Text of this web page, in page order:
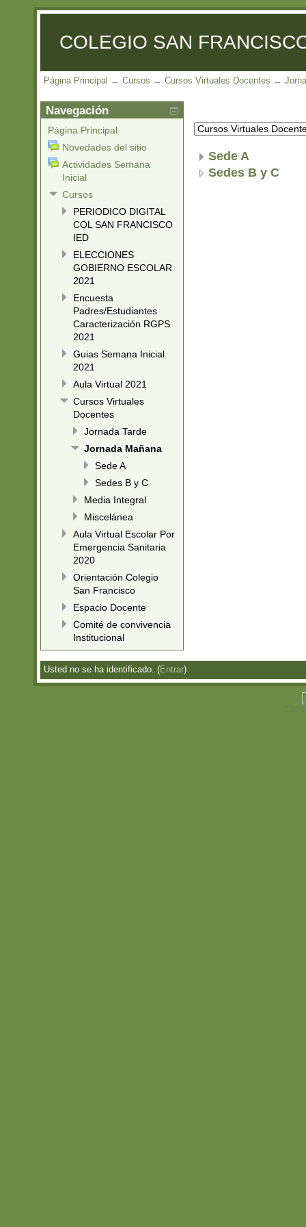
COLEGIO SAN
Página Principal → Cursos → Cursos Virtuales Docentes →
Sede A
Sedes B y C
Navegación
Página Principal
Novedades del sitio
Actividades Semana
Inicial
Cursos
PERIODICO DIGITAL
COL SAN FRANCISCO
IED
ELECCIONES
GOBIERNO ESCOLAR
2021
Encuesta
Padres/Estudiantes
Caracterización RGPS
2021
Guias Semana Inicial
2021
Aula Virtual 2021
Cursos Virtuales
Docentes
Jornada Tarde
Jornada Mañana
Sede A
Sedes B y C
Media Integral
Miscelánea
Aula Virtual Escolar Por
Emergencia Sanitaria
2020
Orientación Colegio
San Francisco
Espacio Docente
Comité de convivencia
Institucional
Usted no se ha identificado. (Entrar)